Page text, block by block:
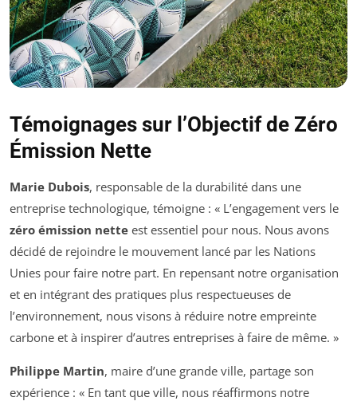
Témoignages sur l’Objectif de Zéro
Émission Nette
Marie Dubois, responsable de la durabilité dans une
entreprise technologique, témoigne : « L’engagement vers le
zéro émission nette est essentiel pour nous. Nous avons
décidé de rejoindre le mouvement lancé par les Nations
Unies pour faire notre part. En repensant notre organisation
et en intégrant des pratiques plus respectueuses de
l’environnement, nous visons à réduire notre empreinte
carbone et à inspirer d’autres entreprises à faire de même. »
Philippe Martin, maire d’une grande ville, partage son
expérience : « En tant que ville, nous réaffirmons notre